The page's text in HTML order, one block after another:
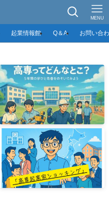
MENU
起業情報館 Q＆A お問い合